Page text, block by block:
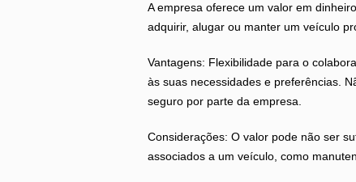
A empresa oferece um valor em
adquirir, alugar ou manter um veículo
Vantagens: Flexibilidade para o
às suas necessidades e preferências.
seguro por parte da empresa.
Considerações: O valor pode não ser
associados a um veículo, como